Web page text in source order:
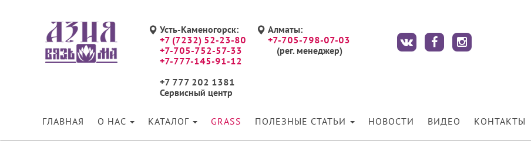
Усть-Каменогорск:
+7 (7232) 52-23-80
+7-705-752-57-33
+7-777-145-91-12
+7 777 202 1381
Сервисный центр
Алматы:
+7-705-798-07-03
(рег. менеджер)
ГЛАВНАЯ О НАС КАТАЛОГ GRASS ПОЛЕЗНЫЕ СТАТЬИ НОВОСТИ ВИДЕО КОНТАКТЫ